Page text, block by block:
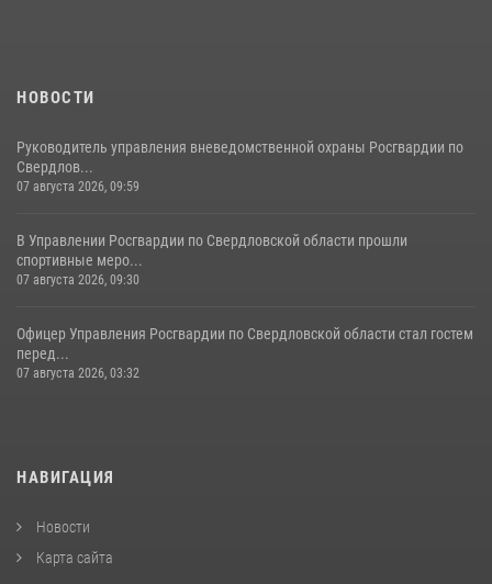
НОВОСТИ
Руководитель управления вневедомственной охраны Росгвардии по
Свердлов...
07 августа 2026, 09:59
В Управлении Росгвардии по Свердловской области прошли
спортивные меро...
07 августа 2026, 09:30
Офицер Управления Росгвардии по Свердловской области стал гостем
перед...
07 августа 2026, 03:32
НАВИГАЦИЯ
Новости
Карта сайта